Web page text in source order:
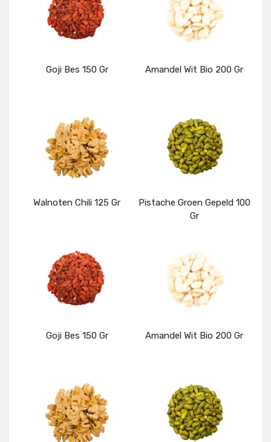
Goji Bes 150 Gr
Details
Amandel Wit Bio 200 Gr
Details
Walnoten Chili 125 Gr
Details
Pistache Groen Gepeld 100
Gr
Details
Goji Bes 150 Gr
Details
Amandel Wit Bio 200 Gr
Details